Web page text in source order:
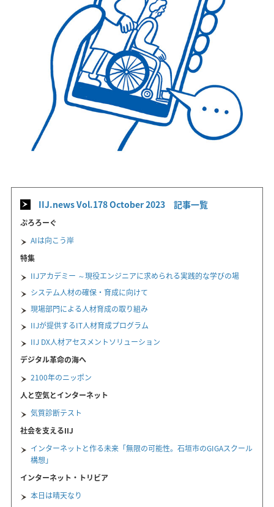
IIJ.news Vol.178 October 2023 記事一覧
ぷろろーぐ
AIは向こう岸
特集
IIJアカデミー ～現役エンジニアに求められる実践的な学びの場
システム人材の確保・育成に向けて
現場部門による人材育成の取り組み
IIJが提供するIT人材育成プログラム
IIJ DX人材アセスメントソリューション
デジタル革命の海へ
2100年のニッポン
人と空気とインターネット
気質診断テスト
社会を支えるIIJ
インターネットと作る未来「無限の可能性。石垣市のGIGAスクール
構想」
インターネット・トリビア
本日は晴天なり